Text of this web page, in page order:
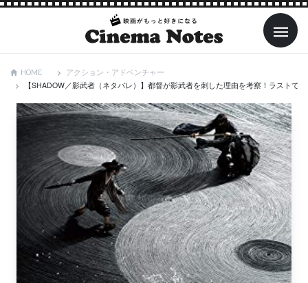
HOME
アクション・アドベンチャー
【SHADOW／影武者（ネタバレ）】都督が影武者を刺した理由を考察！ラストで